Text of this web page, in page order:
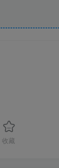
收藏